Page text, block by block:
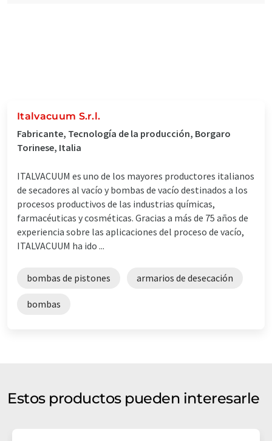
Italvacuum S.r.l.
Fabricante, Tecnología de la producción, Borgaro
Torinese, Italia
ITALVACUUM es uno de los mayores productores italianos
de secadores al vacío y bombas de vacío destinados a los
procesos productivos de las industrias químicas,
farmacéuticas y cosméticas. Gracias a más de 75 años de
experiencia sobre las aplicaciones del proceso de vacío,
ITALVACUUM ha ido ...
bombas de pistones armarios de desecación
bombas
Estos productos pueden interesarle